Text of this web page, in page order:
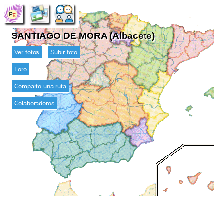
SANTIAGO DE MORA (Albacete)
Ver fotos Subir foto
Foro
Comparte una ruta
Colaboradores